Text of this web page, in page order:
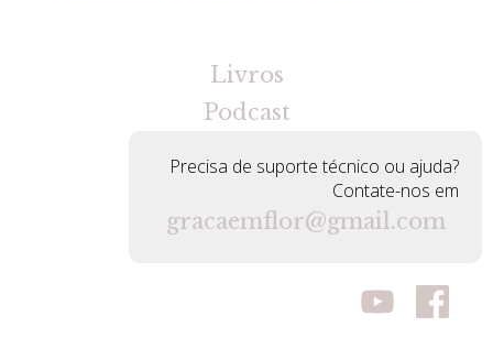
Livros
Podcast
Precisa de suporte técnico ou ajuda?
Contate-nos em
gracaemflor@gmail.com